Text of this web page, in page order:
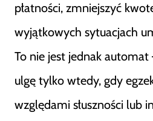
płatności, zmniejszyć
wyjątkowych sytuacjach
To nie jest jednak automat
ulgę tylko wtedy, gdy
względami słuszności lub